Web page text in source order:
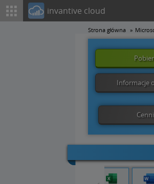
invantive cloud
Strona główna
Informacje